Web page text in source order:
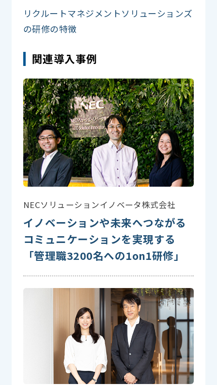
リクルートマネジメントソリューションズ
の研修の特徴
関連導入事例
NECソリューションイノベータ株式会社
イノベーションや未来へつながる
コミュニケーションを実現する
「管理職3200名への1on1研修」